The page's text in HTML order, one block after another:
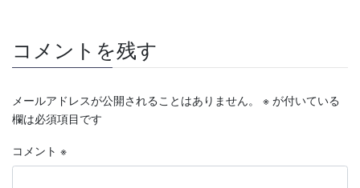
コメントを残す
メールアドレスが公開されることはありません。 ※ が付いている
欄は必須項目です
コメント ※